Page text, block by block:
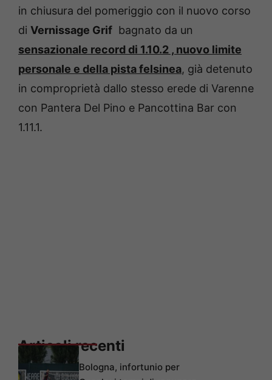
in chiusura del pomeriggio con il nuovo corso
di Vernissage Grif bagnato da un
sensazionale record di 1.10.2 , nuovo limite
personale e della pista felsinea, già detenuto
in comproprietà dallo stesso erede di Varenne
con Pantera Del Pino e Pancottina Bar con
1.11.1.
Articoli recenti
Bologna, infortunio per